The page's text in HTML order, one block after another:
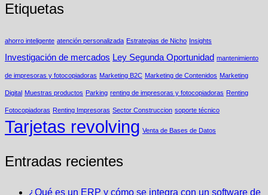
Etiquetas
ahorro inteligente atención personalizada Estrategias de Nicho Insights
Investigación de mercados Ley Segunda Oportunidad mantenimiento
de impresoras y fotocopiadoras Marketing B2C Marketing de Contenidos Marketing
Digital Muestras productos Parking renting de impresoras y fotocopiadoras Renting
Fotocopiadoras Renting Impresoras Sector Construccion soporte técnico
Tarjetas revolving Venta de Bases de Datos
Entradas recientes
¿Qué es un ERP y cómo se integra con un software de